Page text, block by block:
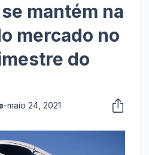
mantém na
mercado no
do
-maio 24, 2021